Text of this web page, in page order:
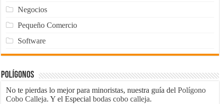
Negocios
Pequeño Comercio
Software
Polígonos
No te pierdas lo mejor para minoristas, nuestra guía delPolígono
Cobo Calleja. Y el Especialbodas cobo calleja.